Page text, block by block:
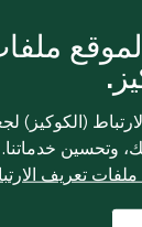
(الكوكيز)
وتحسين
تعريف